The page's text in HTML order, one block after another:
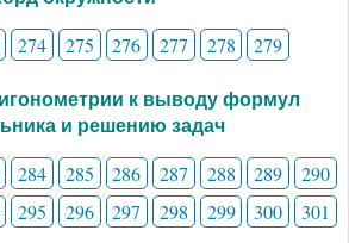
274 275 276 277 278 279
к выводу формул
и решению задач
284 285 286 287 288 289
290
295 296 297 298 299 300
301